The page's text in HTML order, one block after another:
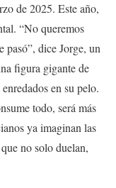
de 2025. Este año,
“No queremos
pasó”, dice Jorge, un
figura gigante de
en su pelo.
todo, será más
ya imaginan las
no solo duelan,